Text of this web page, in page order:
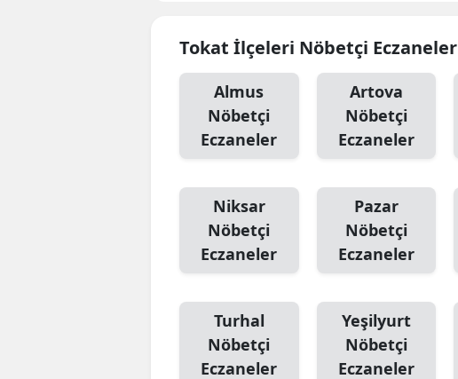
Tokat İlçeleri Nöbetçi Eczaneler
Almus
Nöbetçi
Eczaneler
Artova
Nöbetçi
Eczaneler
Niksar
Nöbetçi
Eczaneler
Pazar
Nöbetçi
Eczaneler
Turhal
Nöbetçi
Eczaneler
Yeşilyurt
Nöbetçi
Eczaneler